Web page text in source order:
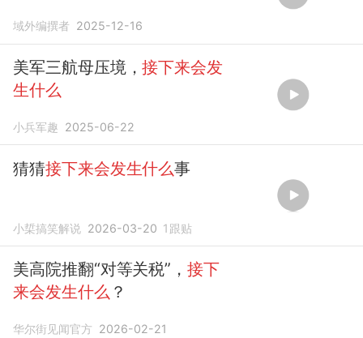
域外编撰者 2025-12-16
美军三航母压境，接下来会发
生什么
小兵军趣 2025-06-22
猜猜接下来会发生什么事
小梊搞笑解说 2026-03-20 1 跟贴
美高院推翻“对等关税”， 接下
来会发生什么 ？
华尔街见闻官方 2026-02-21